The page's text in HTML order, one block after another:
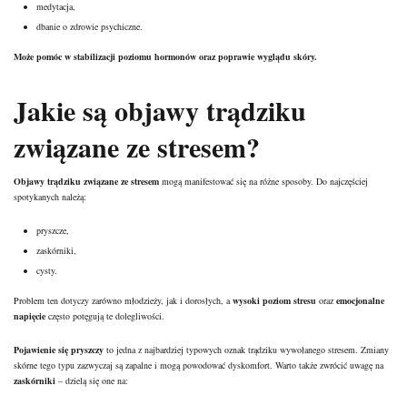
medytacja,
dbanie o zdrowie psychiczne
Może pomóc w stabilizacji poziomu hormonów oraz poprawie wyglądu skóry.
Jakie są objawy trądziku
związane ze stresem?
Objawy trądziku związane ze stresem mogą manifestować się na różne sposoby. Do najczęściej
spotykanych należą:
pryszcze
zaskórniki
cysty.
Problem ten dotyczy zarówno młodzieży, jak i dorosłych, a wysoki poziom stresu oraz emocjonalne
napięcie często potęgują te dolegliwości.
Pojawienie się pryszczy to jedna z najbardziej typowych oznak trądziku wywołanego stresem. Zmiany
skórne tego typu zazwyczaj są zapalne i mogą powodować dyskomfort. Warto także zwrócić uwagę na
zaskórniki – dzielą się one na: